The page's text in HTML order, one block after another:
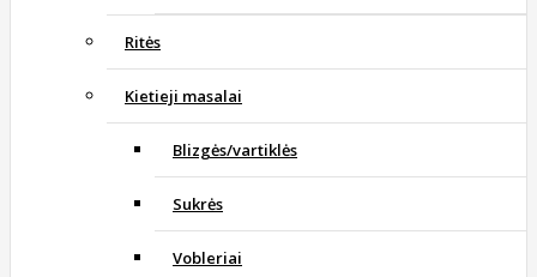
Ritės
Kietieji masalai
Blizgės/vartiklės
Sukrės
Vobleriai